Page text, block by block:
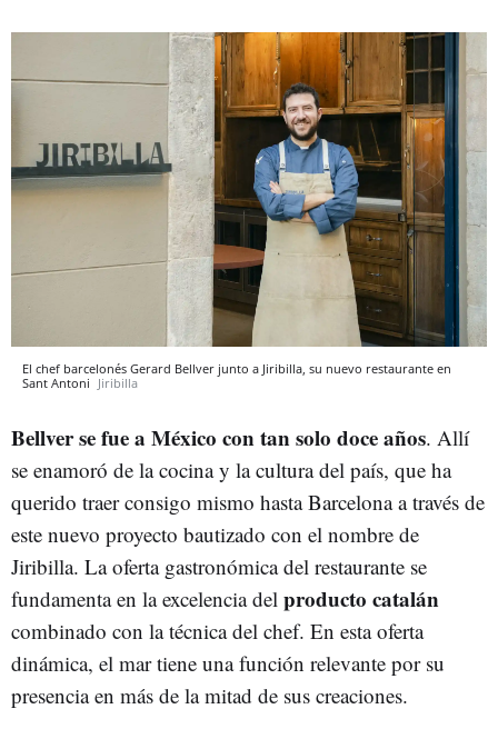
El chef barcelonés Gerard Bellver junto a Jiribilla, su nuevo restaurante en
Sant Antoni Jiribilla
Bellver se fue a México con tan solo doce años. Allí
se enamoró de la cocina y la cultura del país, que ha
querido traer consigo mismo hasta Barcelona a través de
este nuevo proyecto bautizado con el nombre de
Jiribilla. La oferta gastronómica del restaurante se
fundamenta en la excelencia del producto catalán
combinado con la técnica del chef. En esta oferta
dinámica, el mar tiene una función relevante por su
presencia en más de la mitad de sus creaciones.